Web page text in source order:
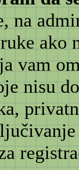
na
ako
vam
nisu